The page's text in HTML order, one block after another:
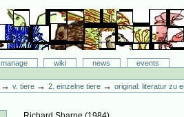
manage wiki news
events
→v. tiere →2. einzelne tiere →original: literatur zu